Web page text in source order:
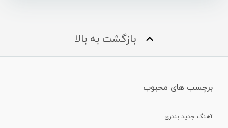
بازگشت به بالا
برچسب های محبوب
آهنگ جدید بندری